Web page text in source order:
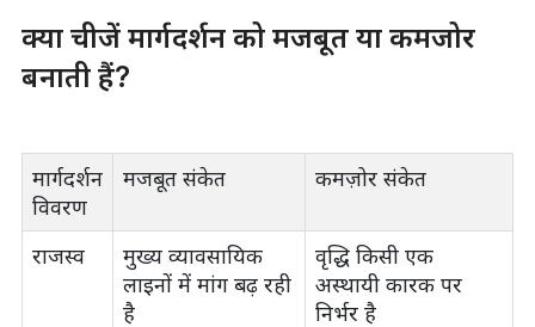
क्या चीजें मार्गदर्शन को मजबूत या कमजोर
बनाती हैं?
मार्गदर्शन
विवरण
मजबूत संकेत कमज़ोर संकेत
राजस्व
मुख्य व्यावसायिक
लाइनों में मांग बढ़ रही
है
वृद्धि किसी एक
अस्थायी कारक पर
निर्भर है